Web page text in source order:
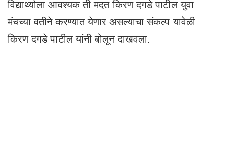
विद्यार्थ्याला आवश्यक ती मदत किरण दगडे पाटील युवा
मंचच्या वतीने करण्यात येणार असल्याचा संकल्प यावेळी
किरण दगडे पाटील यांनी बोलून दाखवला.